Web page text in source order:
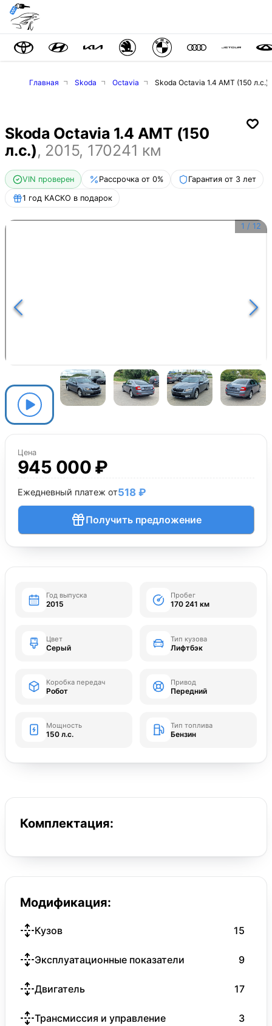
Главная Skoda Octavia Skoda Octavia 1.4 AMT (150 л.с.)
Skoda Octavia 1.4 AMT (150
л.с.), 2015, 170241 км
VIN проверен Рассрочка от 0% Гарантия от 3 лет
1 год КАСКО в подарок
1 / 12
Цена
945 000 ₽
Ежедневный платеж от518 ₽
Получить предложение
Год выпуска
2015
Пробег
170 241 км
Цвет
Серый
Тип кузова
Лифтбэк
Коробка передач
Робот
Привод
Передний
Мощность
150 л.с.
Тип топлива
Бензин
Комплектация:
Модификация:
Кузов 15
Эксплуатационные показатели 9
Двигатель 17
Трансмиссия и управление 3